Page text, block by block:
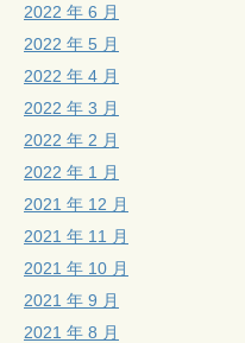
2022 年 6 月
2022 年 5 月
2022 年 4 月
2022 年 3 月
2022 年 2 月
2022 年 1 月
2021 年 12 月
2021 年 11 月
2021 年 10 月
2021 年 9 月
2021 年 8 月